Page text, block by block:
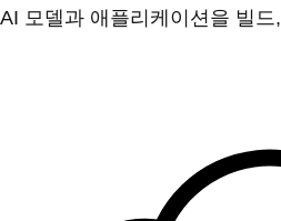
AI 모델과 애플리케이션을 빌